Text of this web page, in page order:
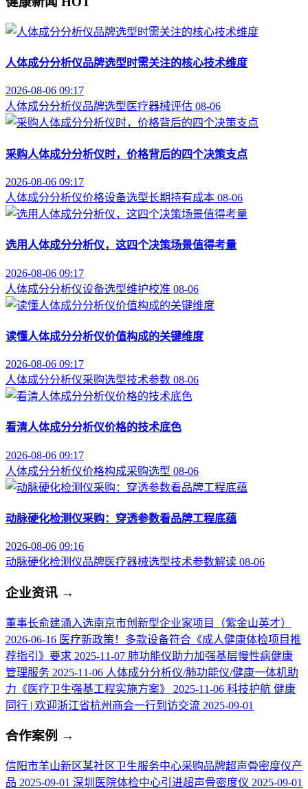
人体成分分析仪品牌选型时需关注的核心技术维度
2026-08-06 09:17
人体成分分析仪品牌选型 医疗器械评估 08-06
采购人体成分分析仪时，价格背后的四个决策支点
2026-08-06 09:17
人体成分分析仪价格设备选型长期持有成本 08-06
选用人体成分分析仪，这四个决策场景值得考量
2026-08-06 09:17
人体成分分析仪设备选型维护校准 08-06
读懂人体成分分析仪价值构成的关键维度
2026-08-06 09:17
人体成分分析仪采购选型技术参数 08-06
看清人体成分分析仪价格的技术底色
2026-08-06 09:17
人体成分分析仪价格构成采购选型 08-06
动脉硬化检测仪采购：穿透参数看品牌工程底蕴
2026-08-06 09:16
动脉硬化检测仪品牌医疗器械选型技术参数解读 08-06
企业资讯 →
董事长俞建涌入选南京市创新型企业家项目（紫金山英才）
2026-06-16 医疗新政策！多款设备符合《成人健康体检项目推
荐指引》要求 2025-11-07 肺功能仪助力加强基层慢性病健康
管理服务 2025-11-06 人体成分分析仪/肺功能仪/健康一体机助
力《医疗卫生强基工程实施方案》
2025-11-06 科技护航 健康
同行 | 欢迎浙江省杭州商会一行到访交流 2025-09-01
合作案例 →
信阳市羊山新区某社区卫生服务中心采购品牌超声骨密度仪产
品 2025-09-01 深圳医院体检中心引进超声骨密度仪 2025-09-01